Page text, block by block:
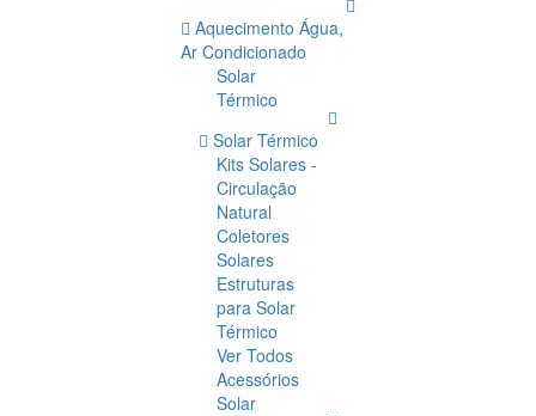
Aquecimento Água,
Ar Condicionado
Solar
Térmico
Solar Térmico
Kits Solares -
Circulação
Natural
Coletores
Solares
Estruturas
para Solar
Térmico
Ver Todos
Acessórios
Solar